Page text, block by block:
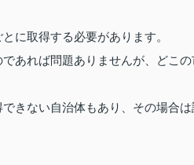
に取得する必要があります。
あれば問題ありませんが、どこ
きない自治体もあり、その場合